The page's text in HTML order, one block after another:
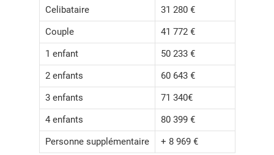
Celibataire
31 280 €
Couple
41 772 €
1 enfant
50 233 €
2 enfants
60 643 €
3 enfants
71 340€
4 enfants
80 399 €
Personne supplémentaire
+ 8 969 €